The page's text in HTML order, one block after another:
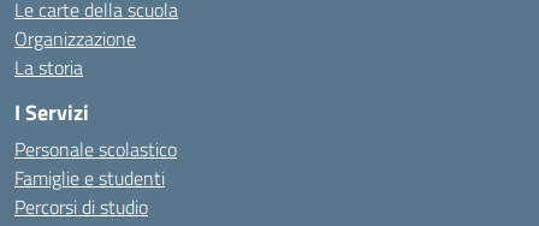
Le carte della scuola
Organizzazione
La storia
I Servizi
Personale scolastico
Famiglie e studenti
Percorsi di studio